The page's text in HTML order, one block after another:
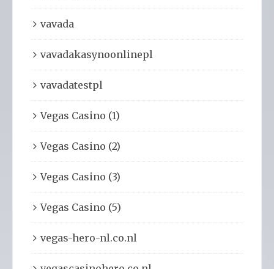
vavada
vavadakasynoonlinepl
vavadatestpl
Vegas Casino (1)
Vegas Casino (2)
Vegas Casino (3)
Vegas Casino (5)
vegas-hero-nl.co.nl